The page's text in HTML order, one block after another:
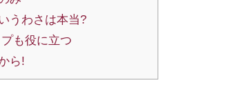
うわさは本当?
も役に立つ
ら!